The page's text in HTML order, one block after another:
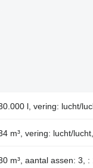
l, vering: lucht/
m³, vering: lucht/
m³, aantal assen: 3,